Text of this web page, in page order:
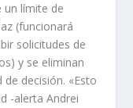
un límite de
(funcionará
solicitudes de
y se eliminan
decisión. «Esto
-alerta Andrei